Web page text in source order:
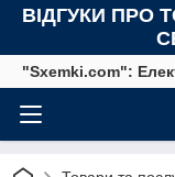
ВІДГУКИ ПРО
"Sxemki.com":